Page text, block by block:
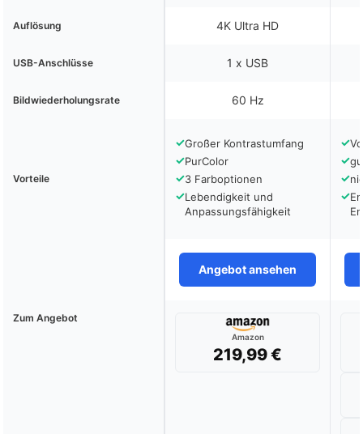
Auflösung 4K Ultra HD
USB-Anschlüsse 1 x USB
Bildwiederholungsrate 60 Hz
Vorteile
✓Großer Kontrastumfang
✓PurColor
✓3 Farboptionen
✓Lebendigkeit und
Anpassungsfähigkeit
✓
✓
✓
✓
Angebot ansehen
Zum Angebot
Amazon
219,99 €